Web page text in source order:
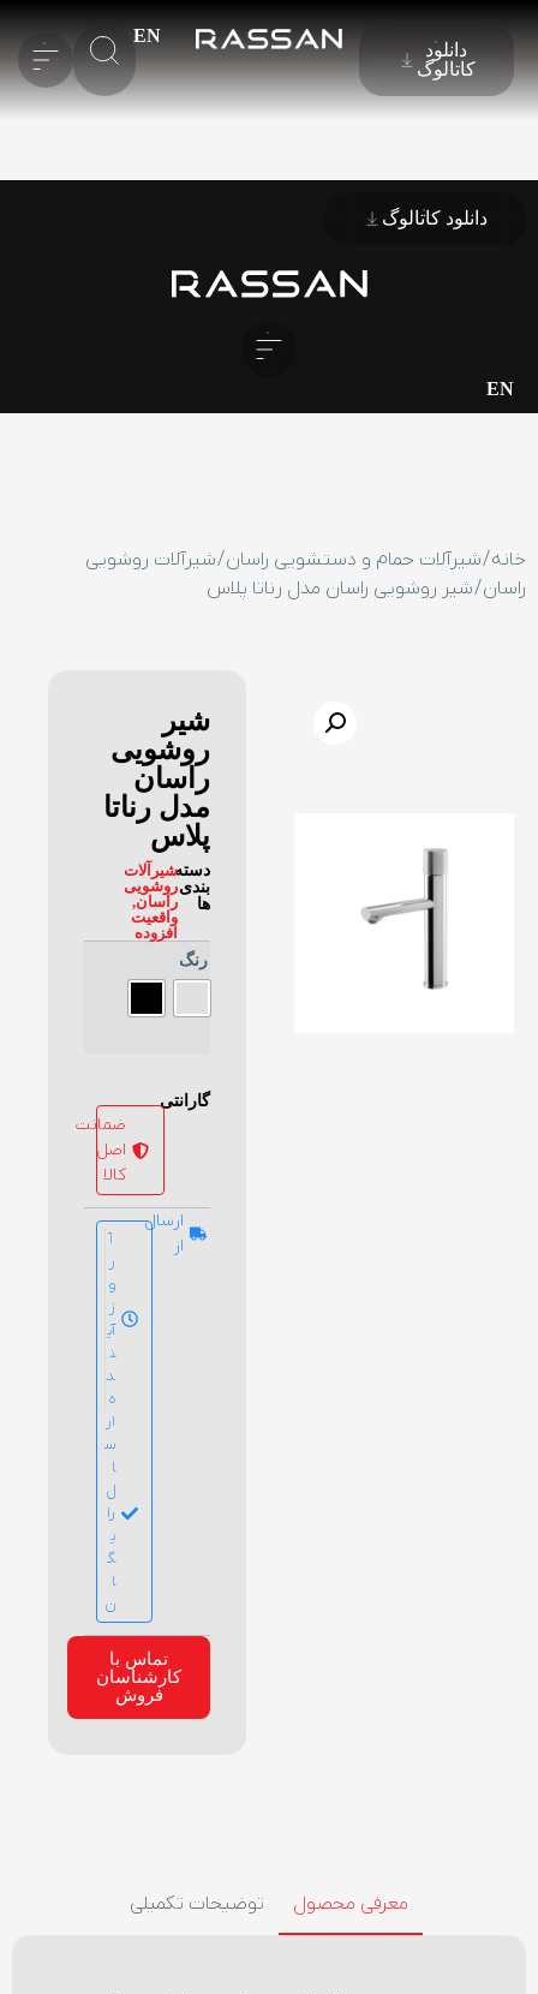
دانلود
کاتالوگ
EN
دانلود کاتالوگ
EN
خانه/شیرآلات حمام و دستشویی راسان/شیرآلات روشویی
راسان/ شیر روشویی راسان مدل رناتا پلاس
شیر
روشویی
راسان
مدل رناتا
پلاس
دسته
بندی
ها
شیرآلات
روشویی
راسان,
واقعیت
افزوده
رنگ
گارانتی
ضمانت
اصل
کالا
ارسال
از
1
ر
و
ز
آی
ن
د
ه
ار
س
ا
ل
را
ی
گ
ا
ن
تماس با
کارشناسان
فروش
معرفی محصول توضیحات تکمیلی